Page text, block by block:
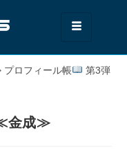
プロフィール帳
第3弾
金成≫